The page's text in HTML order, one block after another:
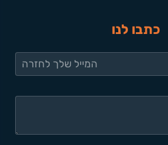
כתבו לנו